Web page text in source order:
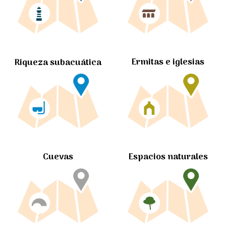
Riqueza subacuática Ermitas e iglesias
Cuevas Espacios naturales